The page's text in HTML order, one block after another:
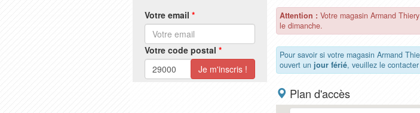
Votre email *
Votre code postal *
Attention : Votre magasin Armand
le dimanche.
Pour savoir si votre magasin Armand
ouvert un jour férié, veuillez le
Plan d'accès